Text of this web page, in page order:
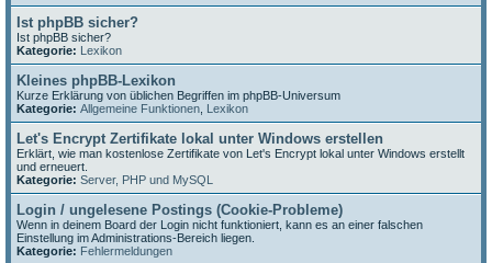
Ist phpBB sicher?
Ist phpBB sicher?
Kategorie: Lexikon
Kleines phpBB-Lexikon
Kurze Erklärung von üblichen Begriffen im phpBB-Universum
Kategorie: Allgemeine Funktionen Lexikon
Let's Encrypt Zertifikate lokal unter Windows erstellen
Erklärt, wie man kostenlose Zertifikate von Let's Encrypt lokal unter Windows erstellt
und erneuert.
Kategorie: Server, PHP und MySQL
Login / ungelesene Postings (Cookie-Probleme)
Wenn in deinem Board der Login nicht funktioniert, kann es an einer falschen
Einstellung im Administrations-Bereich liegen.
Kategorie: Fehlermeldungen